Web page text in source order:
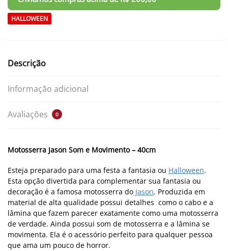
HALLOWEEN
Descrição
Informação adicional
Avaliações 0
Motosserra Jason Som e Movimento – 40cm
Esteja preparado para uma festa a fantasia ou Halloween.
Esta opção divertida para complementar sua fantasia ou
decoração é a famosa motosserra do Jason. Produzida em
material de alta qualidade possui detalhes como o cabo e a
lâmina que fazem parecer exatamente como uma motosserra
de verdade. Ainda possui som de motosserra e a lâmina se
movimenta. Ela é o acessório perfeito para qualquer pessoa
que ama um pouco de horror.